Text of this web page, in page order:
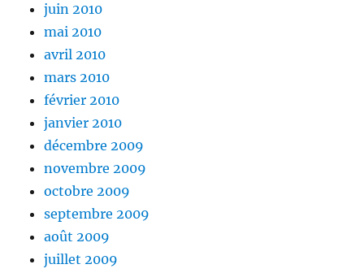
juin 2010
mai 2010
avril 2010
mars 2010
février 2010
janvier 2010
décembre 2009
novembre 2009
octobre 2009
septembre 2009
août 2009
juillet 2009